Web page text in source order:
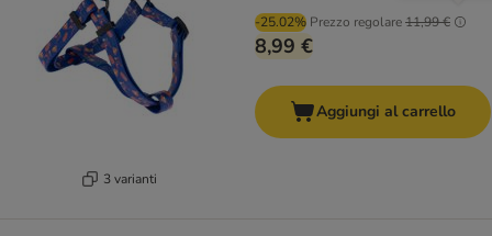
3 varianti
-25.02% Prezzo regolare11,99 €
8,99 €
Aggiungi al carrello